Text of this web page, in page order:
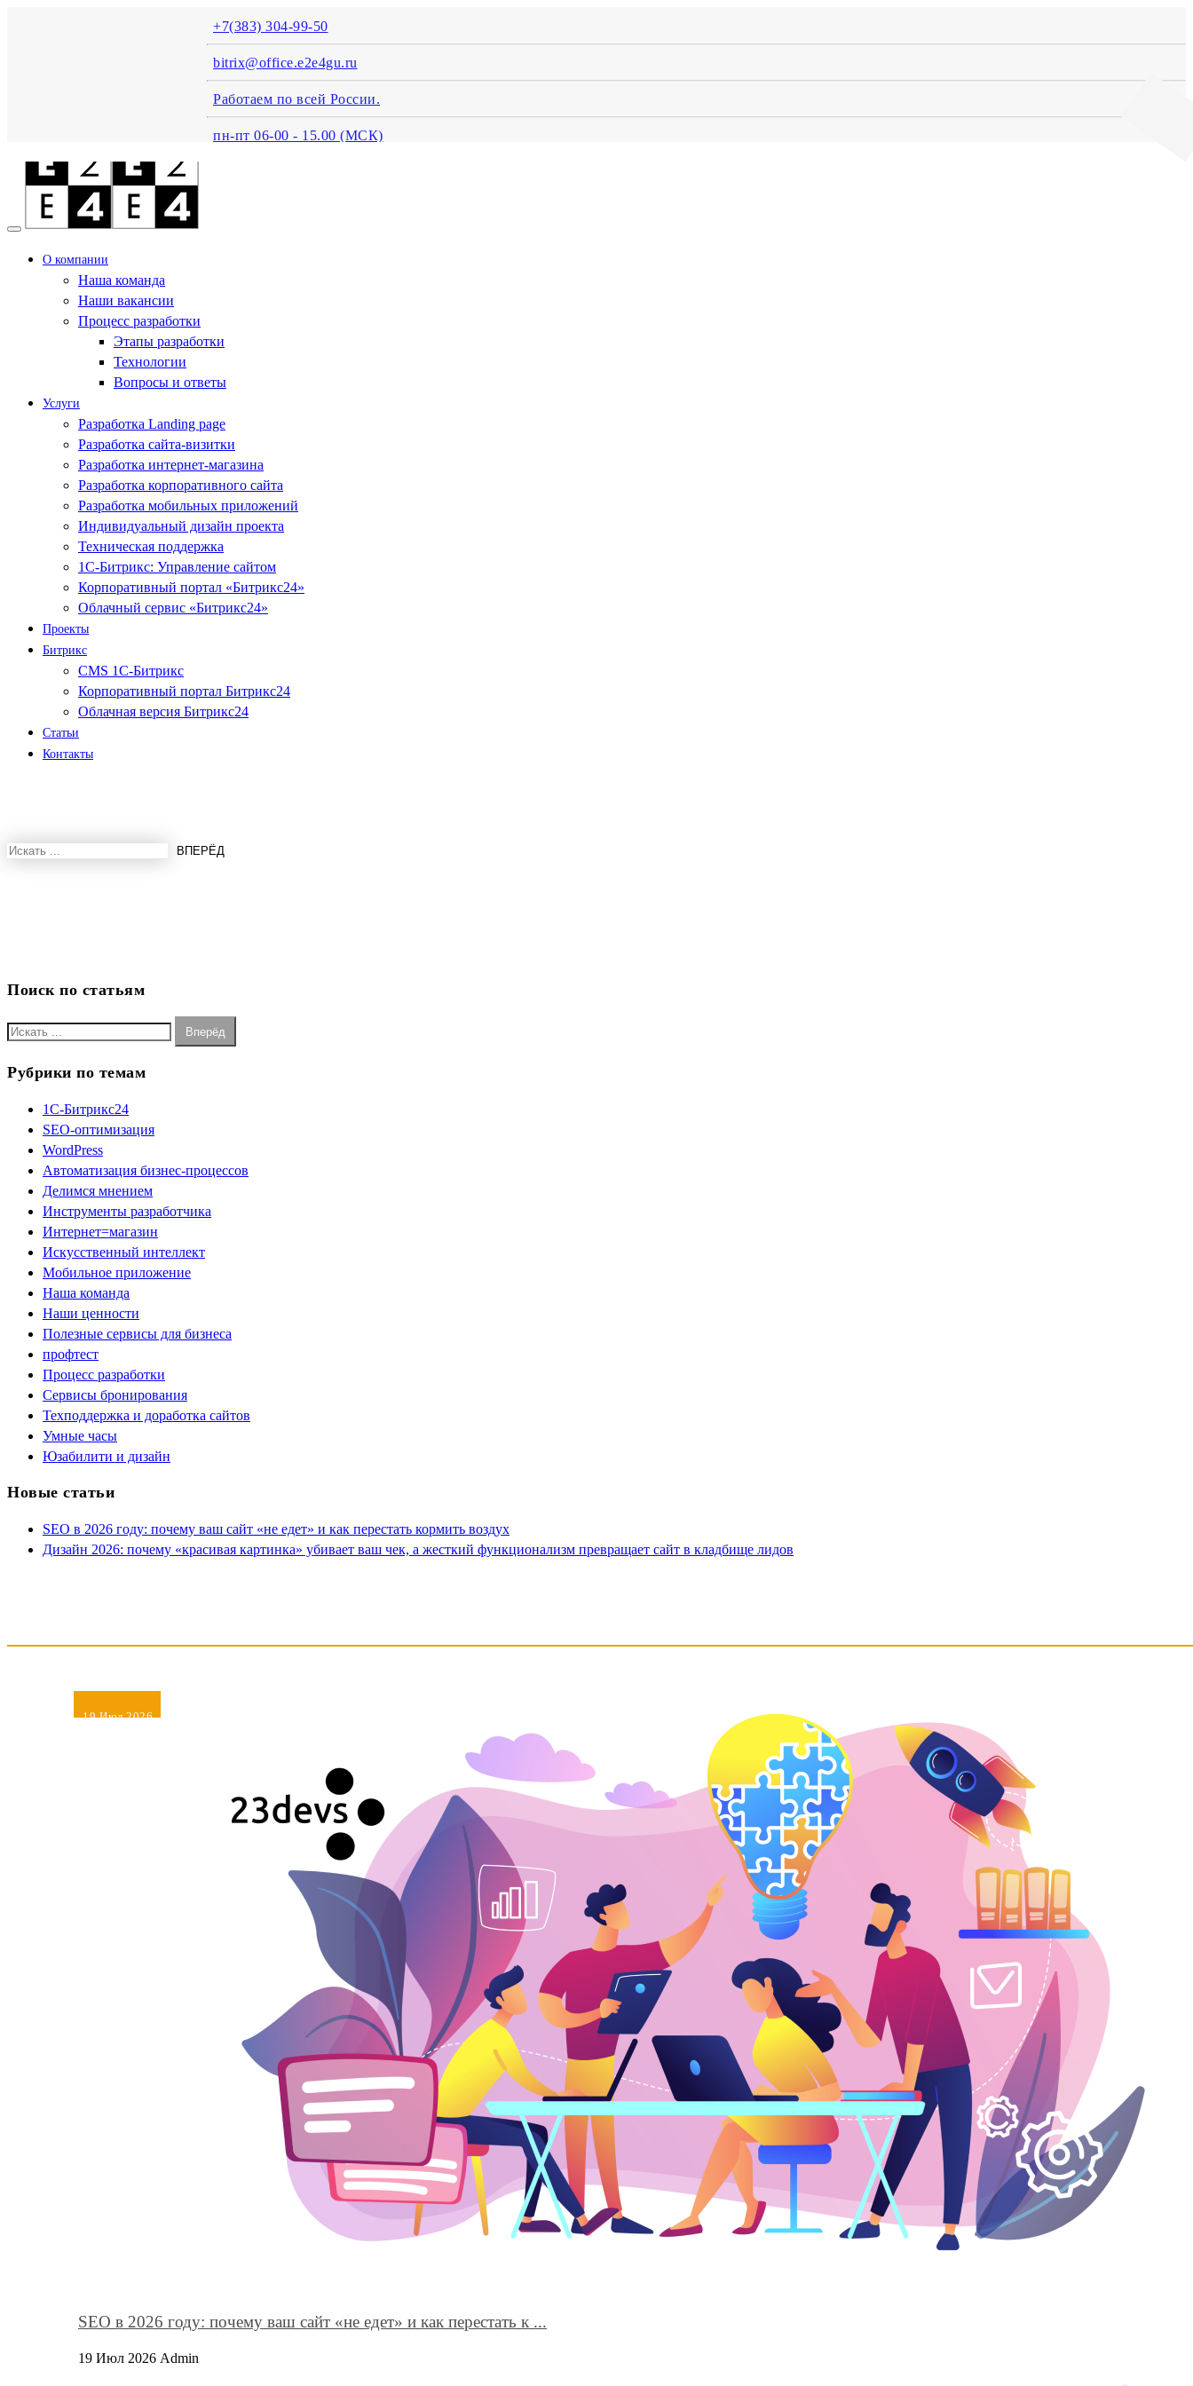
+7(383) 304-99-50
bitrix@office.e2e4gu.ru
Работаем по всей России.
пн-пт 06-00 - 15.00 (MСК)
О компании
Наша команда
Наши вакансии
Процесс разработки
Этапы разработки
Технологии
Вопросы и ответы
Услуги
Разработка Landing page
Разработка сайта-визитки
Разработка интернет-магазина
Разработка корпоративного сайта
Разработка мобильных приложений
Индивидуальный дизайн проекта
Техническая поддержка
1С-Битрикс: Управление сайтом
Корпоративный портал «Битрикс24»
Облачный сервис «Битрикс24»
Проекты
Битрикс
CMS 1С-Битрикс
Корпоративный портал Битрикс24
Облачная версия Битрикс24
Статьи
Контакты
Поиск по статьям
Рубрики по темам
1С-Битрикс24
SEO-оптимизация
WordPress
Автоматизация бизнес-процессов
Делимся мнением
Инструменты разработчика
Интернет=магазин
Искусственный интеллект
Мобильное приложение
Наша команда
Наши ценности
Полезные сервисы для бизнеса
профтест
Процесс разработки
Сервисы бронирования
Техподдержка и доработка сайтов
Умные часы
Юзабилити и дизайн
Новые статьи
SEO в 2026 году: почему ваш сайт «не едет» и как перестать кормить воздух
Дизайн 2026: почему «красивая картинка» убивает ваш чек, а жесткий функционализм превращает сайт в кладбище лидов
19 Июл 2026
SEO в 2026 году: почему ваш сайт «не едет» и как перестать к ...
19 Июл 2026 Admin